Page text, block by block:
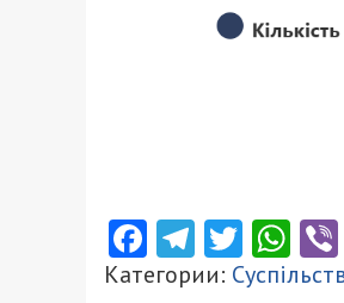
Facebook
Telegram
Категории: